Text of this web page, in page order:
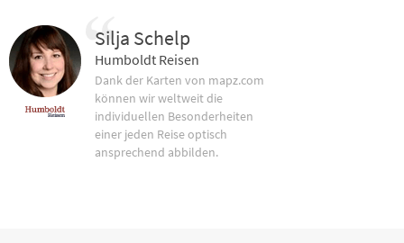
Silja Schelp
Humboldt Reisen
Dank der Karten von mapz.com
können wir weltweit die
individuellen Besonderheiten
einer jeden Reise optisch
ansprechend abbilden.